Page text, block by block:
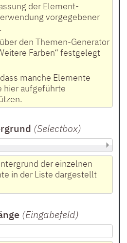
der Element-
vorgegebener
den Themen-Generator
Farben“ festgelegt
manche Elemente
hier aufgeführte
(Selectbox)
der einzelnen
in der Liste dargestellt
(Eingabefeld)